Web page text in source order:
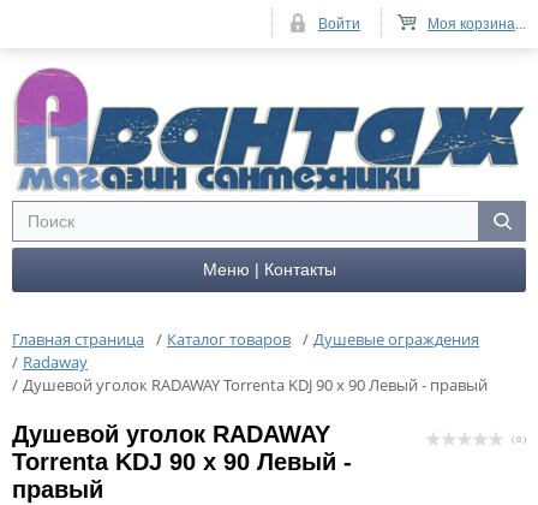
Меню | Контакты
Главная страница / Каталог товаров / Душевые ограждения
/ Radaway
/ Душевой уголок RADAWAY Torrenta KDJ 90 x 90 Левый - правый
Душевой уголок RADAWAY
Torrenta KDJ 90 x 90 Левый -
правый
( 0 )
Моя корзина...
Войти